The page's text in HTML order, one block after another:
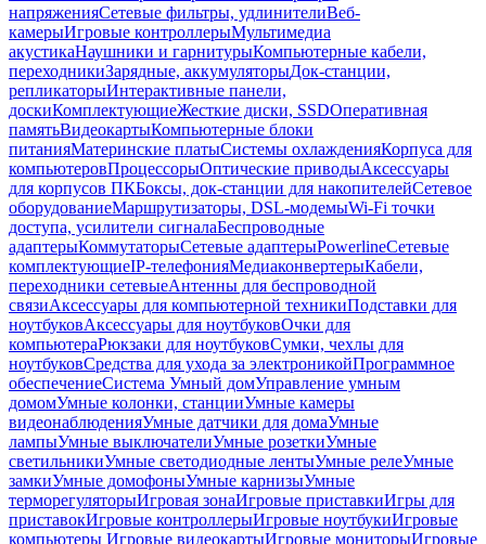
напряженияСетевые фильтры, удлинителиВеб-
камерыИгровые контроллерыМультимедиа
акустикаНаушники и гарнитурыКомпьютерные кабели,
переходникиЗарядные, аккумуляторыДок-станции,
репликаторыИнтерактивные панели,
доскиКомплектующиеЖесткие диски, SSDОперативная
памятьВидеокартыКомпьютерные блоки
питанияМатеринские платыСистемы охлажденияКорпуса для
компьютеровПроцессорыОптические приводыАксессуары
для корпусов ПКБоксы, док-станции для накопителейСетевое
оборудованиеМаршрутизаторы, DSL-модемыWi-Fi точки
доступа, усилители сигналаБеспроводные
адаптерыКоммутаторыСетевые адаптерыPowerlineСетевые
комплектующиеIP-телефонияМедиаконвертерыКабели,
переходники сетевыеАнтенны для беспроводной
связиАксессуары для компьютерной техникиПодставки для
ноутбуковАксессуары для ноутбуковОчки для
компьютераРюкзаки для ноутбуковСумки, чехлы для
ноутбуковСредства для ухода за электроникойПрограммное
обеспечениеСистема Умный домУправление умным
домомУмные колонки, станцииУмные камеры
видеонаблюденияУмные датчики для домаУмные
лампыУмные выключателиУмные розеткиУмные
светильникиУмные светодиодные лентыУмные релеУмные
замкиУмные домофоныУмные карнизыУмные
терморегуляторыИгровая зонаИгровые приставкиИгры для
приставокИгровые контроллерыИгровые ноутбукиИгровые
компьютеры Игровые видеокартыИгровые мониторыИгровые